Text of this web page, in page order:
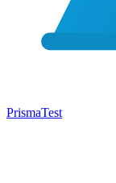
PrismaTest